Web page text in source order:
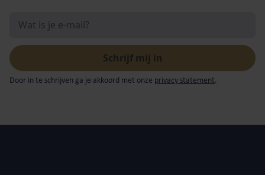
Door in te schrijven ga je akkoord met onze privacy statement.